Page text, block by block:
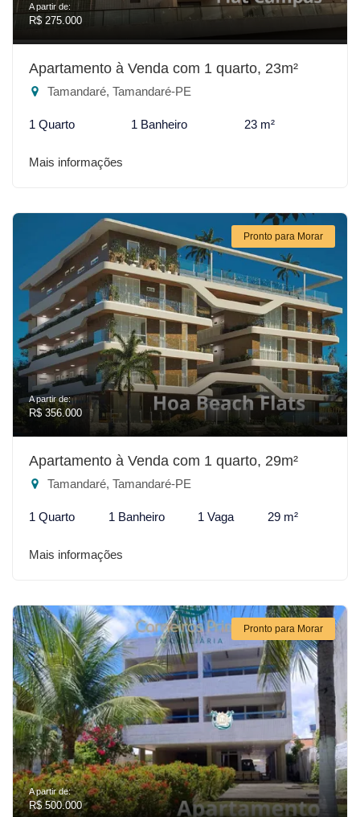
A partir de:
R$ 275.000
Apartamento à Venda com 1 quarto, 23m²
Tamandaré, Tamandaré-PE
1 Quarto 1 Banheiro 23 m²
Mais informações
Pronto para Morar
A partir de:
R$ 356.000
Apartamento à Venda com 1 quarto, 29m²
Tamandaré, Tamandaré-PE
1 Quarto 1 Banheiro 1 Vaga 29 m²
Mais informações
Pronto para Morar
A partir de:
R$ 500.000